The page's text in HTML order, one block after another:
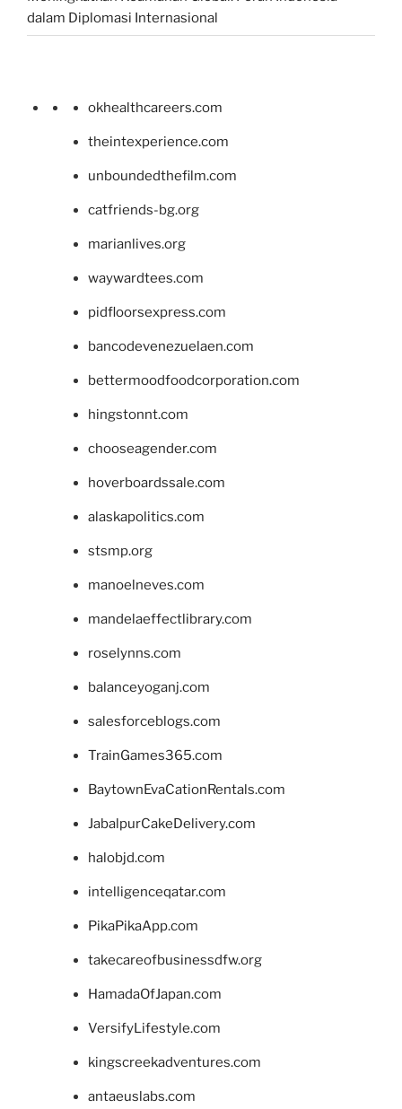
dalam Diplomasi Internasional
okhealthcareers.com
theintexperience.com
unboundedthefilm.com
catfriends-bg.org
marianlives.org
waywardtees.com
pidfloorsexpress.com
bancodevenezuelaen.com
bettermoodfoodcorporation.com
hingstonnt.com
chooseagender.com
hoverboardssale.com
alaskapolitics.com
stsmp.org
manoelneves.com
mandelaeffectlibrary.com
roselynns.com
balanceyoganj.com
salesforceblogs.com
TrainGames365.com
BaytownEvaCationRentals.com
JabalpurCakeDelivery.com
halobjd.com
intelligenceqatar.com
PikaPikaApp.com
takecareofbusinessdfw.org
HamadaOfJapan.com
VersifyLifestyle.com
kingscreekadventures.com
antaeuslabs.com